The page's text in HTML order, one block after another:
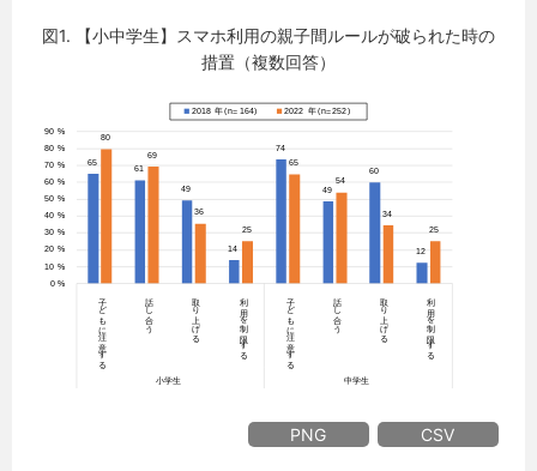
図1. 【小中学生】スマホ利用の親子間ルールが破られた時の
措置（複数回答）
PNG CSV